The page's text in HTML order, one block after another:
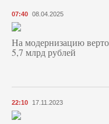
07:40 08.04.2025
На модернизацию
5,7 млрд рублей
22:10 17.11.2023